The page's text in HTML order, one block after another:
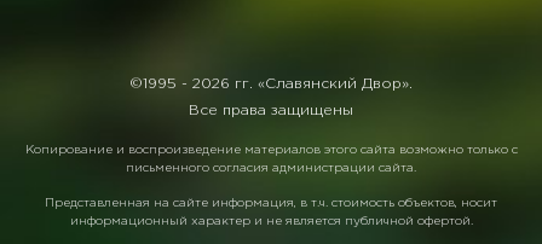
©1995 - 2026 гг. «Славянский Двор».
Все права защищены
Копирование и воспроизведение материалов этого сайта возможно только с
письменного согласия администрации сайта.
Представленная на сайте информация, в т.ч. стоимость объектов, носит
информационный характер и не является публичной офертой.